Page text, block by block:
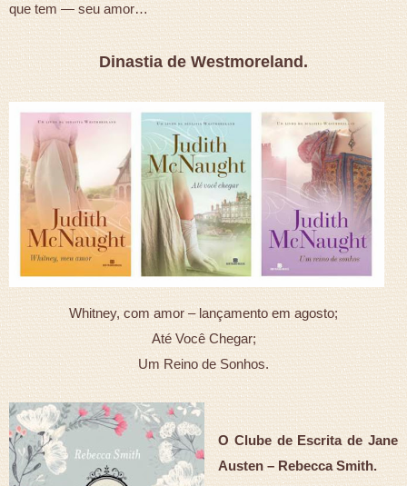
que tem — seu amor…
Dinastia de Westmoreland.
Whitney, com amor – lançamento em agosto;
Até Você Chegar;
Um Reino de Sonhos.
O Clube de Escrita de Jane
Austen – Rebecca Smith.